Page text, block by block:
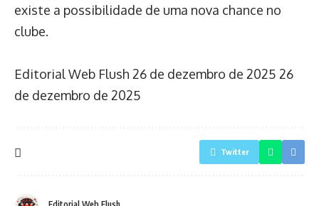
existe a possibilidade de uma nova chance no
clube.
Editorial Web Flush 26 de dezembro de 2025 26
de dezembro de 2025
Twitter